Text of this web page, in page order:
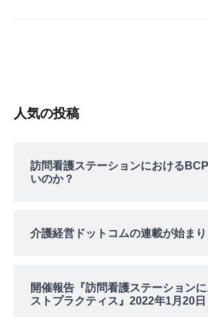
k
人気の投稿
訪問看護ステーションにおける
いのか？
介護経営ドットコムの連載が始ま
開催報告『訪問看護ステーション
ストプラクティス』2022年1月20日